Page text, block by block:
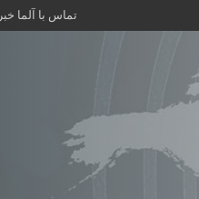
تماس با آلما خبر